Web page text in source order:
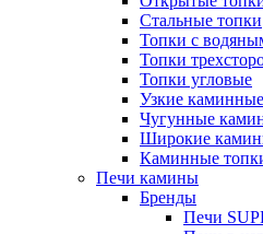
Стальные топки
Топки с
Топки
Топки угловые
Узкие
Чугунные
Широкие
Каминные
Печи камины
Бренды
Печи